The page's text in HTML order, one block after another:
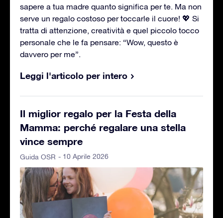
sapere a tua madre quanto significa per te. Ma non
serve un regalo costoso per toccarle il cuore! 💖 Si
tratta di attenzione, creatività e quel piccolo tocco
personale che le fa pensare: “Wow, questo è
davvero per me”.
Leggi l'articolo per intero
Il miglior regalo per la Festa della
Mamma: perché regalare una stella
vince sempre
Guida OSR - 10 Aprile 2026